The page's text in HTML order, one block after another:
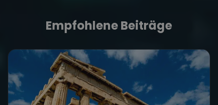
Empfohlene Beiträge